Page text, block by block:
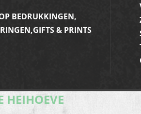
BEDRUKKINGEN,
& PRINTS
HEIHOEVE